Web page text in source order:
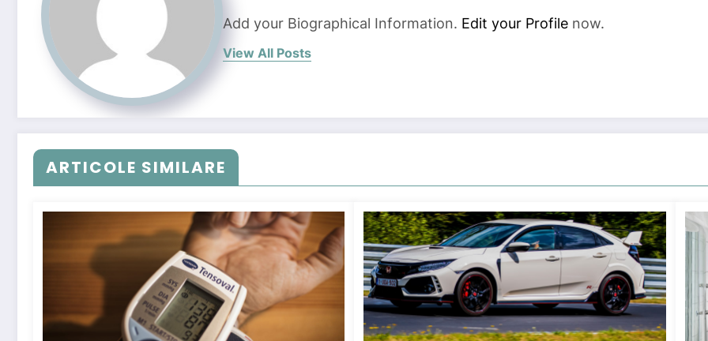
Add your Biographical Information. Edit your Profile now.
View All Posts
ARTICOLE SIMILARE